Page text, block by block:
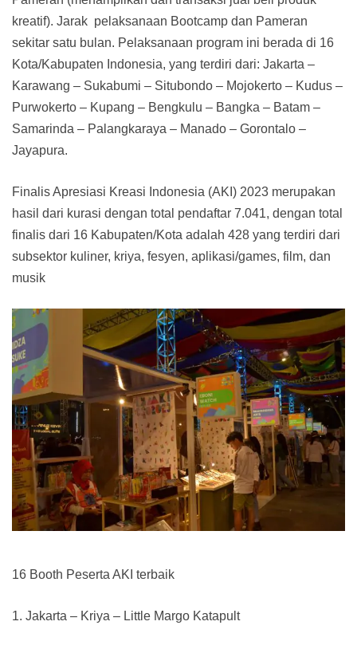
kreatif). Jarak pelaksanaan Bootcamp dan Pameran
sekitar satu bulan. Pelaksanaan program ini berada di 16
Kota/Kabupaten Indonesia, yang terdiri dari: Jakarta –
Karawang – Sukabumi – Situbondo – Mojokerto – Kudus –
Purwokerto – Kupang – Bengkulu – Bangka – Batam –
Samarinda – Palangkaraya – Manado – Gorontalo –
Jayapura.
Finalis Apresiasi Kreasi Indonesia (AKI) 2023 merupakan
hasil dari kurasi dengan total pendaftar 7.041, dengan total
finalis dari 16 Kabupaten/Kota adalah 428 yang terdiri dari
subsektor kuliner, kriya, fesyen, aplikasi/games, film, dan
musik
16 Booth Peserta AKI terbaik
1. Jakarta – Kriya – Little Margo Katapult